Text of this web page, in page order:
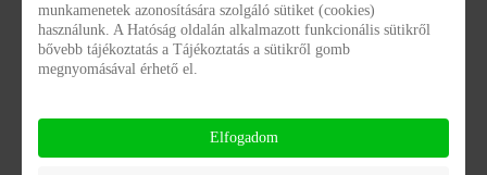
felajánlásnak köszönhetően a Zala Megyei
Gyermekvédelmi Központban nevelkedő fiatalok a férfi
a 2022-2023-as idényben.
munkamenetek azonosítására szolgáló sütiket (cookies)
használunk. A Hatóság oldalán alkalmazott funkcionális sütikről
bővebb tájékoztatás a Tájékoztatás a sütikről gomb
megnyomásával érhető el.
Elfogadom